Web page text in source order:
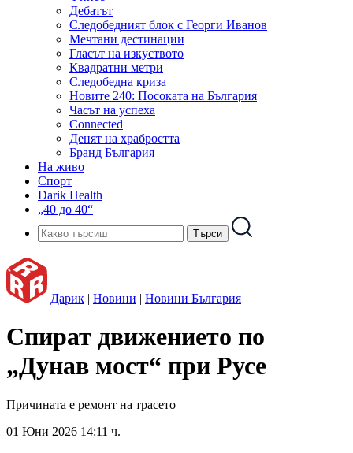
Дебатът
Следобедният блок с Георги Иванов
Мечтани дестинации
Гласът на изкуството
Квадратни метри
Следобедна криза
Новите 240: Посоката на България
Часът на успеха
Connected
Денят на храбростта
Бранд България
На живо
Спорт
Darik Health
„40 до 40“
Дарик | Новини | Новини България
Спират движението по
„Дунав мост“ при Русе
Причината е ремонт на трасето
01 Юни 2026 14:11 ч.